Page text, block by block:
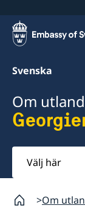
Svenska
Om
Välj
här
Om